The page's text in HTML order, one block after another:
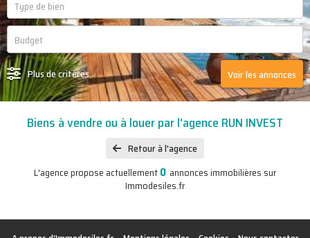
Plus de critères Voir les annonces
Biens à vendre ou à louer par l'agence RUN INVEST
Retour à l'agence
L'agence propose actuellement0 annonces immobilières sur
Immodesiles.fr